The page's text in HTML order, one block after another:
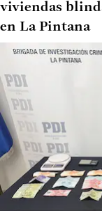
viviendas
en La Pintana